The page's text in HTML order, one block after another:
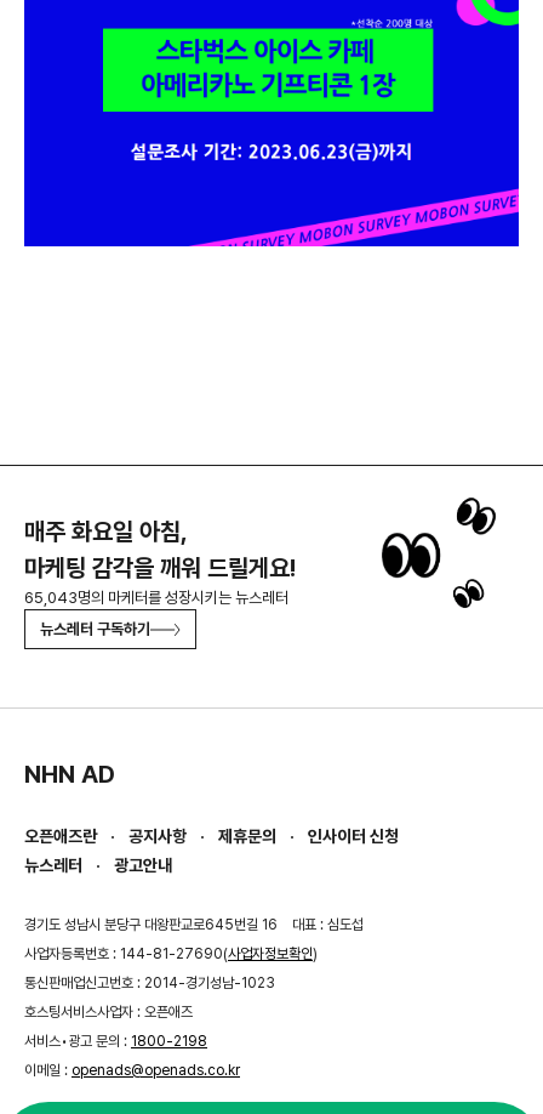
매주 화요일 아침,
마케팅 감각을 깨워 드릴게요!
65,043명의 마케터를 성장시키는 뉴스레터
뉴스레터 구독하기
NHN AD
오픈애즈란 공지사항 제휴문의
인사이터 신청
뉴스레터
광고안내
경기도 성남시 분당구 대왕판교로645번길 16
대표 : 심도섭
사업자등록번호 : 144-81-27690(사업자정보확인)
통신판매업신고번호 : 2014-경기성남-1023
호스팅서비스사업자 : 오픈애즈
서비스•광고 문의 : 1800-2198
이메일 : openads@openads.co.kr